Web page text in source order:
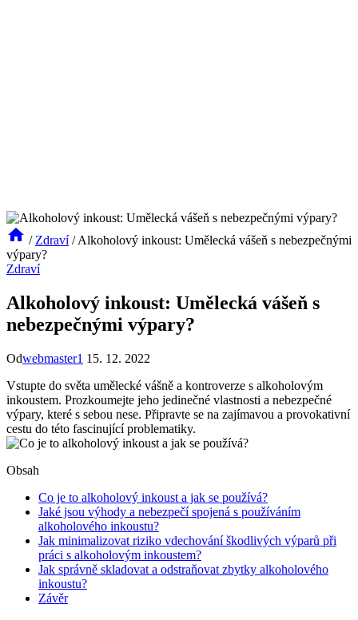
/ Zdraví / Alkoholový inkoust: Umělecká vášeň s nebezpečnými
výpary?
Zdraví
Alkoholový inkoust: Umělecká vášeň s
nebezpečnými výpary?
Odwebmaster1 15. 12. 2022
Vstupte do světa umělecké vášně a kontroverze s alkoholovým
inkoustem. Prozkoumejte jeho jedinečné vlastnosti a nebezpečné
výpary, které s sebou nese. Připravte se na zajímavou a provokativní
cestu do této fascinující problematiky.
Obsah
Co je to alkoholový inkoust a jak se používá?
Jaké jsou výhody a nebezpečí spojená s používáním
alkoholového inkoustu?
Jak minimalizovat riziko vdechování škodlivých výparů při
práci s alkoholovým inkoustem?
Jak správně skladovat a odstraňovat zbytky alkoholového
inkoustu?
Závěr